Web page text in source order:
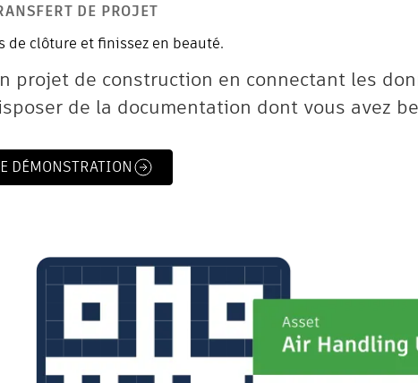
DE PROJET
de clôture et finissez en beauté.
projet de construction en connectant les
de la documentation dont vous avez
DÉMONSTRATION